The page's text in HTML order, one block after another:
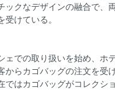
ックなデザインの融合で、
受けている。
ェでの取り扱いを始め、
からカゴバッグの注文を受
ではカゴバッグがコレクシ